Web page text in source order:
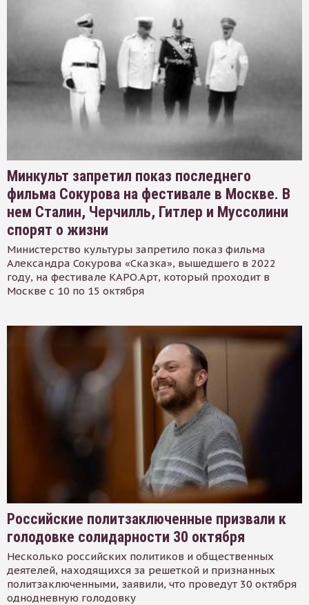
Минкульт запретил показ последнего
фильма Сокурова на фестивале в Москве. В
нем Сталин, Черчилль, Гитлер и Муссолини
спорят о жизни
Министерство культуры запретило показ фильма
Александра Сокурова «Сказка», вышедшего в 2022
году, на фестивале КАРО.Арт, который проходит в
Москве с 10 по 15 октября
Российские политзаключенные призвали к
голодовке солидарности 30 октября
Несколько российских политиков и общественных
деятелей, находящихся за решеткой и признанных
политзаключенными, заявили, что проведут 30 октября
однодневную голодовку